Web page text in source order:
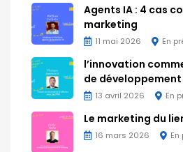
Agents IA : 4 cas
marketing
11 mai 2026 En
l’innovation
de développement
13 avril 2026 En
Le marketing du
16 mars 2026